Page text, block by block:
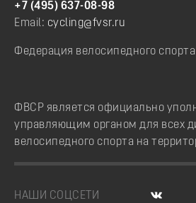
+7 (495) 637-08-98
Email: cycling@fvsr.ru
Федерация велосипедного
ФВСР является официально
управляющим органом для всех
велосипедного спорта на
НАШИ СОЦСЕТИ